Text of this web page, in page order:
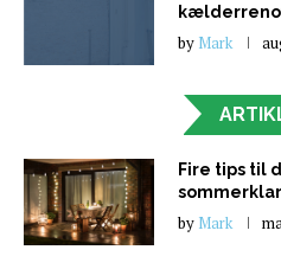
by Mark
Fire tips til
sommerklar
by Mark